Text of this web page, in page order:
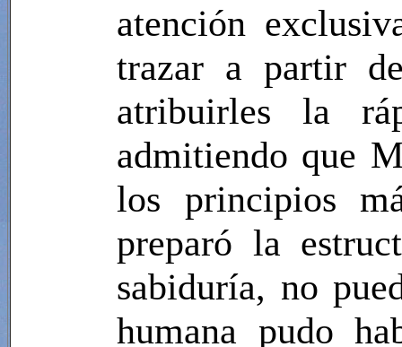
atención
trazar a partir
atribuirles la
admitiendo que
los principios
preparó la
sabiduría, no
humana pudo